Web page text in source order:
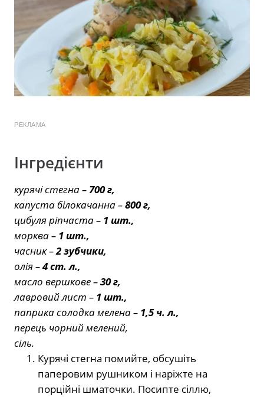
РЕКЛАМА
Інгредієнти
курячі стегна –700 г,
капуста білокачанна –800 г,
цибуля ріпчаста – 1 шт.,
морква – 1 шт.,
часник –2 зубчики,
олія –4 ст. л.,
масло вершкове –30 г,
лавровий лист – 1 шт.,
паприка солодка мелена – 1,5 ч. л.,
перець чорний мелений,
сіль.
Курячі стегна помийте, обсушіть
паперовим рушником і наріжте на
порційні шматочки. Посипте сіллю,